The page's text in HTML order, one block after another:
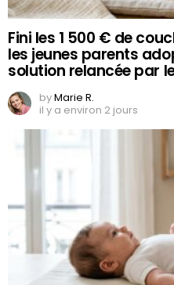
Fini les 1 500 € de
les jeunes parents
solution relancée par
byMarie R.
il y a environ 2 jours